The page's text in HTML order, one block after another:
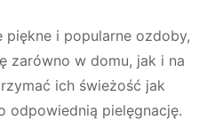
i popularne ozdoby,
zarówno w domu, jak i na
ich świeżość jak
odpowiednią pielęgnację.